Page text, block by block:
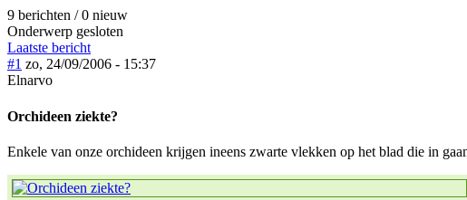
9 berichten / 0 nieuw
Onderwerp gesloten
Laatste bericht
#1 zo, 24/09/2006 - 15:37
Elnarvo
Orchideen ziekte?
Enkele van onze orchideen krijgen ineens zwarte vlekken op het blad die in